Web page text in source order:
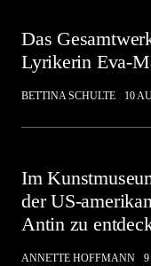
Das
Lyrikerin Eva-
BETTINA SCHULTE 10
Im
der US-
Antin zu
ANNETTE HOFFMANN